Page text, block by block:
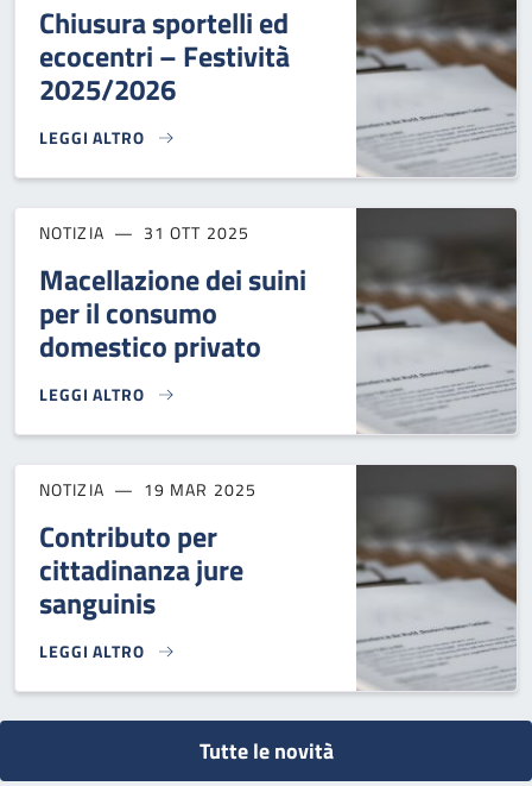
Chiusura sportelli ed
ecocentri – Festività
2025/2026
LEGGI ALTRO
CHIUSURA SPORTELLI ED ECOCENTRI – FESTIVITÀ 2025/
NOTIZIA 31 OTT 2025
Macellazione dei suini
per il consumo
domestico privato
LEGGI ALTRO
MACELLAZIONE DEI SUINI PER IL CONSUMO DOMESTICO
NOTIZIA 19 MAR 2025
Contributo per
cittadinanza jure
sanguinis
LEGGI ALTRO
CONTRIBUTO PER CITTADINANZA JURE SANGUINIS}
Tutte le novità